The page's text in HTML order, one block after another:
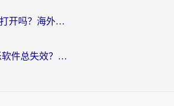
全民K歌国外可以打开吗？海外党听歌听书无限制的实用指南
国外能听歌的音乐软件总失效？这篇教你怎么在海外流畅听网易云